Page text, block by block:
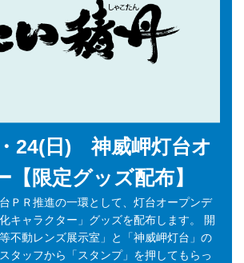
24(日) 神威岬灯台オ
【限定グッズ配布】
ＰＲ推進の一環として、灯台オープンデ
キャラクター」グッズを配布します。 開
不動レンズ展示室」と「神威岬灯台」の
タッフから「スタンプ」を押してもらっ